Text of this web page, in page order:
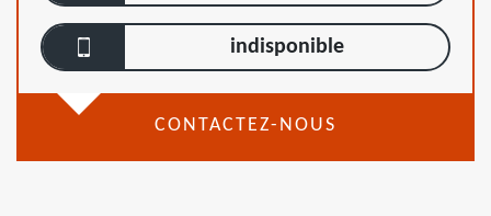
indisponible
CONTACTEZ-NOUS